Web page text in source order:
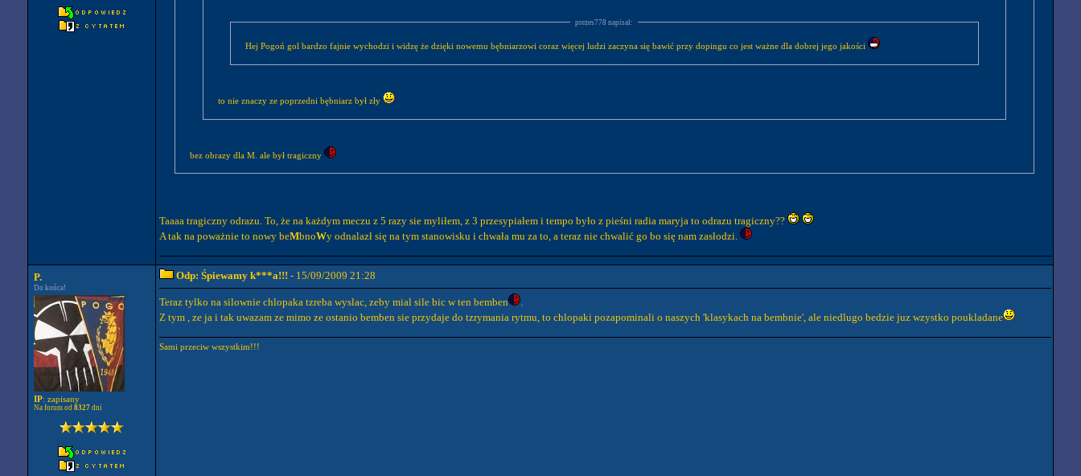
prezes778 napisał:
Hej Pogoń gol bardzo fajnie wychodzi i widzę że dzięki nowemu bębniarzowi coraz więcej ludzi zaczyna się bawić przy dopingu co jest ważne dla dobrej jego jakości
to nie znaczy ze poprzedni bębniarz był zły
bez obrazy dla M. ale był tragiczny
Taaaa tragiczny odrazu. To, że na każdym meczu z 5 razy sie myliłem, z 3 przesypiałem i tempo było z pieśni radia maryja to odrazu tragiczny??
A tak na poważnie to nowy beMbnoWy odnalazł się na tym stanowisku i chwała mu za to, a teraz nie chwalić go bo się nam zasłodzi.
P.
Do końca!
IP: zapisany
Na forum od 8327 dni
Odp: Śpiewamy k***a!!! - 15/09/2009 21:28
Teraz tylko na silownie chlopaka tzreba wyslac, zeby mial sile bic w ten bemben
.
Z tym , ze ja i tak uwazam ze mimo ze ostanio bemben sie przydaje do tzrymania rytmu, to chlopaki pozapominali o naszych 'klasykach na bembnie', ale niedlugo bedzie juz wzystko poukladane
Sami przeciw wszystkim!!!